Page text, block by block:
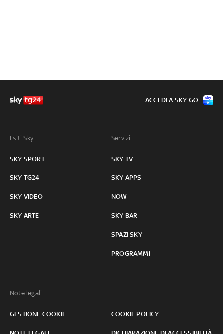
I siti Sky:
SKY SPORT
SKY TG24
SKY VIDEO
SKY ARTE
Servizi:
SKY TV
SKY APPS
NOW
SKY BAR
SPAZI SKY
PROGRAMMI
Note legali:
GESTIONE COOKIE COOKIE POLICY
ACCEDI A SKY GO